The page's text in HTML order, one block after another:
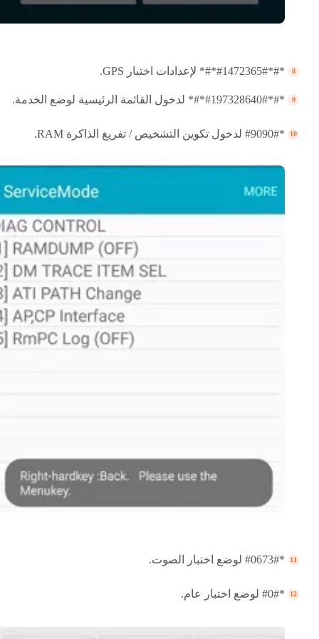
*#*#1472365#*#* لإعدادات اختبار GPS.
*#*#197328640#*#* لدخول القائمة الرئيسية لوضع الخدمة.
*#9090# لدخول تكوين التشخيص / تفريغ الذاكرة RAM.
*#0673# لوضع اختبار الصوت.
*#0# لوضع اختبار عام.